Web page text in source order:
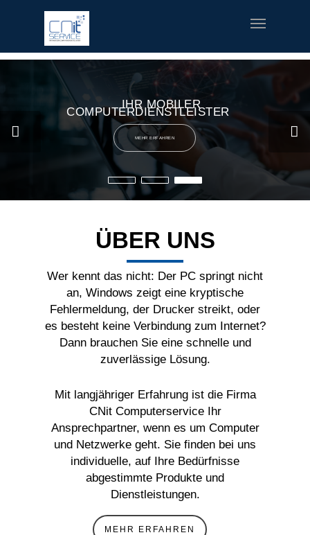
fred meyer gift card
fusion coupons build a bear printable coupon 10
rush music
special welcome coupon
IHR MOBILER
COMPUTERDIENSTLEISTER
MEHR ERFAHREN
ÜBER UNS
Wer kennt das nicht: Der PC springt nicht
an, Windows zeigt eine kryptische
Fehlermeldung, der Drucker streikt, oder
es besteht keine Verbindung zum Internet?
Dann brauchen Sie eine schnelle und
zuverlässige Lösung.
Mit langjähriger Erfahrung ist die Firma
CNit Computerservice Ihr
Ansprechpartner, wenn es um Computer
und Netzwerke geht. Sie finden bei uns
individuelle, auf Ihre Bedürfnisse
abgestimmte Produkte und
Dienstleistungen.
MEHR ERFAHREN